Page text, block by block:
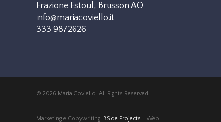
Frazione Estoul, Brusson AO
info@mariacoviello.it
333 9872626
© 2026 Maria Coviello. All Rights Reserved.
Marketing e Copywriting: BSide Projects Web